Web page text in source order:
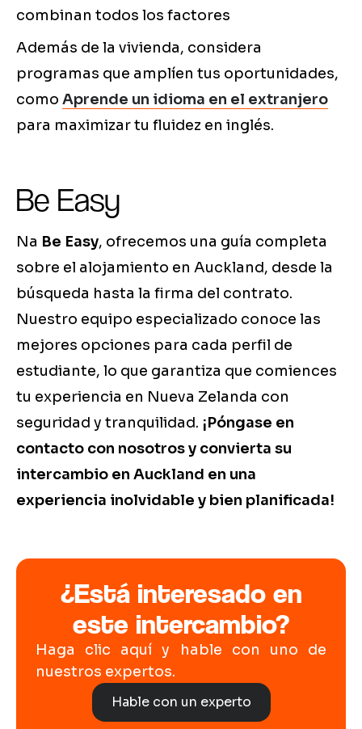
combinan todos los factores
Además de la vivienda, considera
programas que amplíen tus oportunidades,
como Aprende un idioma en el extranjero
para maximizar tu fluidez en inglés.
Be Easy
Na Be Easy, ofrecemos una guía completa
sobre el alojamiento en Auckland, desde la
búsqueda hasta la firma del contrato.
Nuestro equipo especializado conoce las
mejores opciones para cada perfil de
estudiante, lo que garantiza que comiences
tu experiencia en Nueva Zelanda con
seguridad y tranquilidad. ¡Póngase en
contacto con nosotros y convierta su
intercambio en Auckland en una
experiencia inolvidable y bien planificada!
¿Está interesado en
este intercambio?
Haga clic aquí y hable con uno de
nuestros expertos.
Hable con un experto